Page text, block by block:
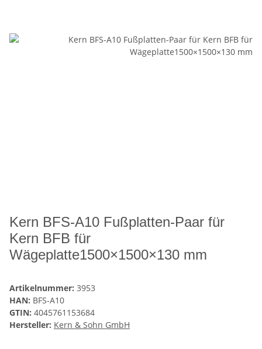
Kern BFS-A10 Fußplatten-Paar für
Kern BFB für
Wägeplatte1500×1500×130 mm
Artikelnummer: 3953
HAN: BFS-A10
GTIN: 4045761153684
Hersteller: Kern & Sohn GmbH